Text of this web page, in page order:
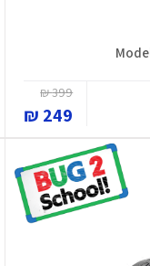
399 ₪
249 ₪